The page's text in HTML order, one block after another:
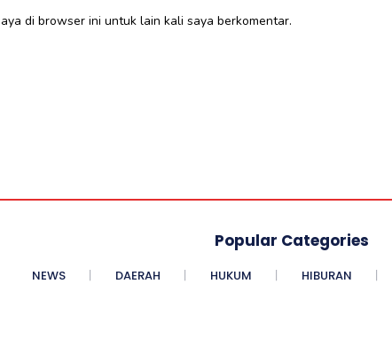
di browser ini untuk lain kali saya berkomentar.
Popular Categories
NEWS DAERAH HUKUM HIBURAN